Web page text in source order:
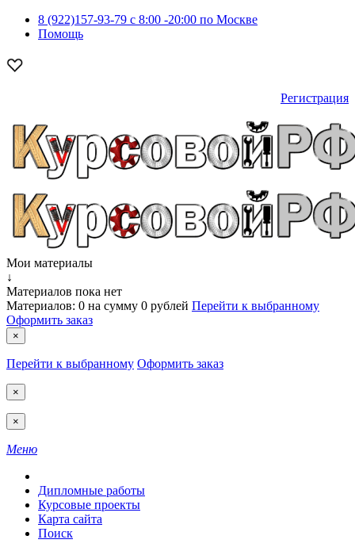
8 (922)157-93-79 c 8:00 -20:00 по Москве
Помощь
Регистрация
Мои материалы
↓
Материалов пока нет
Материалов: 0 на сумму 0 рублей Перейти к выбранному
Оформить заказ
×
Перейти к выбранному Оформить заказ
×
×
Меню
Дипломные работы
Курсовые проекты
Карта сайта
Поиск